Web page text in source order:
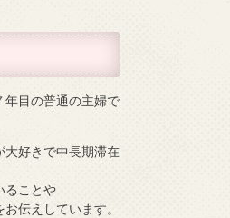
年目の普通の主婦で
大好きで中長期滞在
ることや
伝えしています。